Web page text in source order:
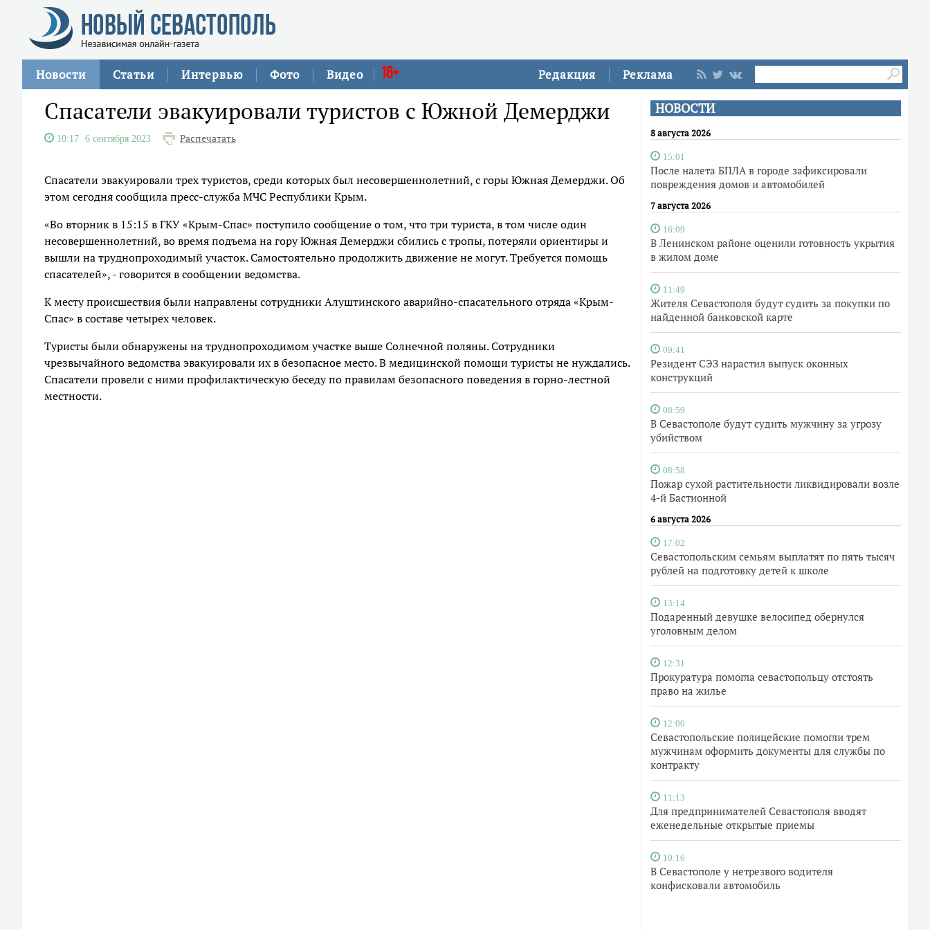
Редакция Реклама
Новости Статьи Интервью Фото Видео 16+
НОВОСТИ
8 августа 2026
15:01
После налета БПЛА в городе зафиксировали
повреждения домов и автомобилей
7 августа 2026
16:09
В Ленинском районе оценили готовность укрытия
в жилом доме
11:49
Жителя Севастополя будут судить за покупки по
найденной банковской карте
09:41
Резидент СЭЗ нарастил выпуск оконных
конструкций
08:59
В Севастополе будут судить мужчину за угрозу
убийством
08:58
Пожар сухой растительности ликвидировали возле
4-й Бастионной
6 августа 2026
17:02
Севастопольским семьям выплатят по пять тысяч
рублей на подготовку детей к школе
13:14
Подаренный девушке велосипед обернулся
уголовным делом
12:31
Прокуратура помогла севастопольцу отстоять
право на жилье
12:00
Севастопольские полицейские помогли трем
мужчинам оформить документы для службы по
контракту
11:13
Для предпринимателей Севастополя вводят
еженедельные открытые приемы
10:16
В Севастополе у нетрезвого водителя
конфисковали автомобиль
Спасатели эвакуировали туристов с Южной Демерджи
10:17 6 сентября 2023 Распечатать
Спасатели эвакуировали трех туристов, среди которых был несовершеннолетний, с горы Южная Демерджи. Об
этом сегодня сообщила пресс-служба МЧС Республики Крым.
«Во вторник в 15:15 в ГКУ «Крым-Спас» поступило сообщение о том, что три туриста, в том числе один
несовершеннолетний, во время подъема на гору Южная Демерджи сбились с тропы, потеряли ориентиры и
вышли на труднопроходимый участок. Самостоятельно продолжить движение не могут. Требуется помощь
спасателей», - говорится в сообщении ведомства.
К месту происшествия были направлены сотрудники Алуштинского аварийно-спасательного отряда «Крым-
Спас» в составе четырех человек.
Туристы были обнаружены на труднопроходимом участке выше Солнечной поляны. Сотрудники
чрезвычайного ведомства эвакуировали их в безопасное место. В медицинской помощи туристы не нуждались.
Спасатели провели с ними профилактическую беседу по правилам безопасного поведения в горно-лестной
местности.